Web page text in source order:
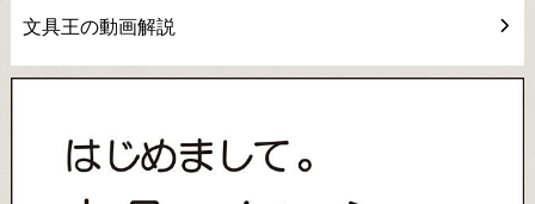
文具王の動画解説